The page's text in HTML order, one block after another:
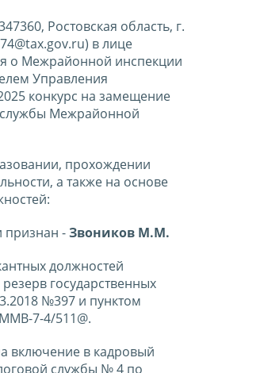
Ростовская область, г.
в лице
о Межрайонной инспекции
Управления
конкурс на замещение
службы Межрайонной
прохождении
а также на основе
признан -Звоников М.М.
должностей
государственных
№397 и пунктом
7-4/511@.
включение в кадровый
службы № 4 по